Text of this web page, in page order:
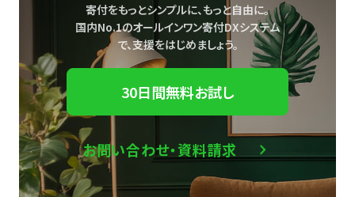
寄付をもっとシンプルに、もっと自由に。
国内No.1のオールインワン寄付DXシステム
で、支援をはじめましょう。
30日間無料お試し
お問い合わせ・資料請求